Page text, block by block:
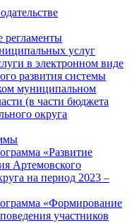
регламенты
услуг
в электронном виде
развития системы
муниципальном
(в части бюджета
округа
«Развитие
Артемовского
на период 2023 –
«Формирование
участников